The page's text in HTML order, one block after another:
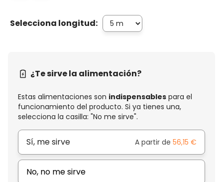
Selecciona longitud:
¿Te sirve la alimentación?
Estas alimentaciones son indispensables para el
funcionamiento del producto. Si ya tienes una,
selecciona la casilla: "No me sirve".
Sí, me sirve A partir de 56,15 €
No, no me sirve